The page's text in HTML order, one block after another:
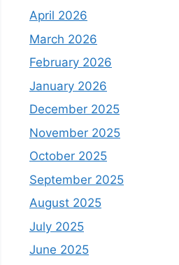
April 2026
March 2026
February 2026
January 2026
December 2025
November 2025
October 2025
September 2025
August 2025
July 2025
June 2025